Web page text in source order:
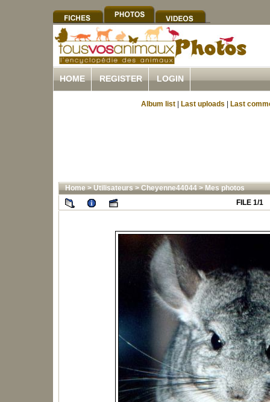
HOME REGISTER LOGIN
Album list Last uploads Last
Home>Utilisateurs>Cheyenne44044>Mes photos
FILE 1/1